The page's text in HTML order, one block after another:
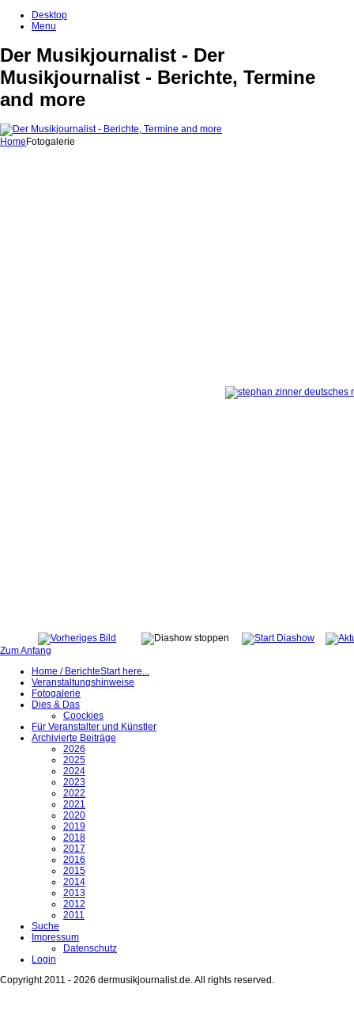
Desktop
Menu
Der Musikjournalist - Der
Musikjournalist - Berichte, Termine
and more
Home Fotogalerie
Zum Anfang
Home / BerichteStart here...
Veranstaltungshinweise
Fotogalerie
Dies & Das
Coockies
Für Veranstalter und Künstler
Archivierte Beiträge
2026
2025
2024
2023
2022
2021
2020
2019
2018
2017
2016
2015
2014
2013
2012
2011
Suche
Impressum
Datenschutz
Login
Copyright 2011 - 2026 dermusikjournalist.de. All rights reserved.